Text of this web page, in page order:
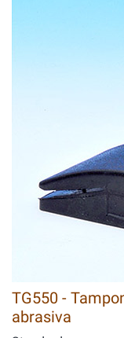
TG550 -
abrasiva